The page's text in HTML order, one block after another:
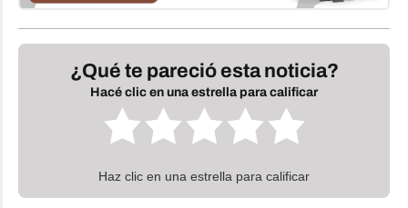
¿Qué te pareció esta noticia?
Hacé clic en una estrella para calificar
Haz clic en una estrella para calificar